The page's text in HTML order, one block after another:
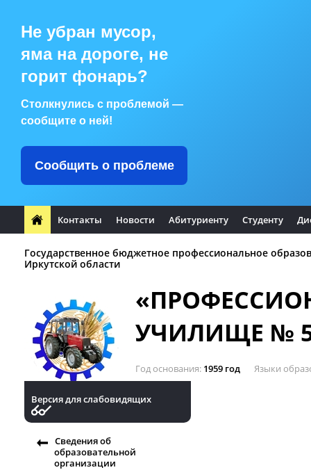
Не убран мусор,
яма на дороге, не
горит фонарь?
Столкнулись с проблемой —
сообщите о ней!
Сообщить о проблеме
Контакты Новости Абитуриенту Студенту
Государственное бюджетное профессиональное
Иркутской области
УЧИЛИЩЕ №
Год основания 1959 год Языки
Версия для слабовидящих
Сведения об
образовательной
организации